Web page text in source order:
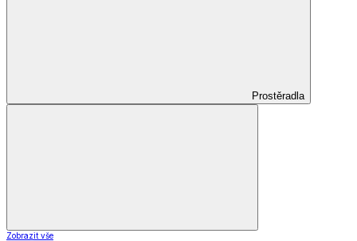
Prostěradla
Zobrazit vše